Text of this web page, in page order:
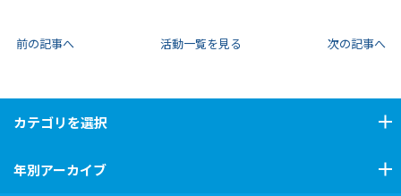
前の記事へ 活動一覧を見る 次の記事へ
カテゴリを選択
年別アーカイブ